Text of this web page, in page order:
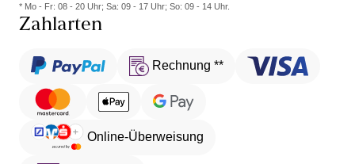
* Mo - Fr: 08 - 20 Uhr; Sa: 09 - 17 Uhr; So: 09 - 14 Uhr.
Zahlarten
Rechnung **
Online-Überweisung